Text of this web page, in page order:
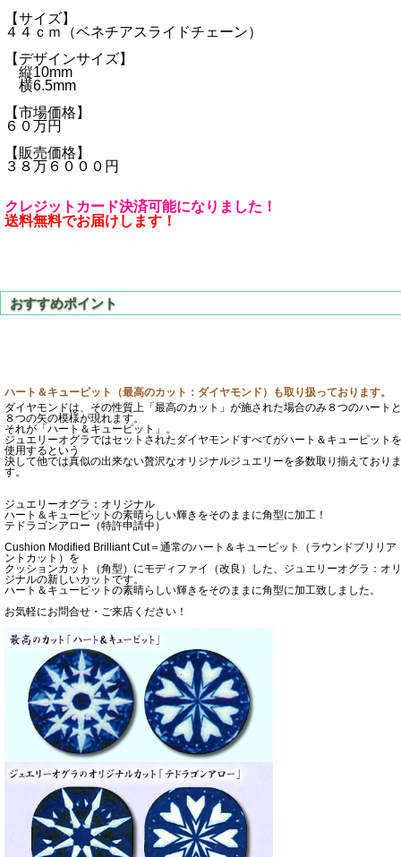
【サイズ】
４４ｃｍ（ベネチアスライドチェーン）
【デザインサイズ】
縦10mm
横6.5mm
【市場価格】
６０万円
【販売価格】
３８万６０００円
クレジットカード決済可能になりました！
送料無料でお届けします！
ハート＆キューピット（最高のカット：ダイヤモンド）も取り扱っております。
ダイヤモンドは、その性質上「最高のカット」が施された場合のみ８つのハートと
８つの矢の模様が現れます。
それが「ハート＆キューピット」。
ジュエリーオグラではセットされたダイヤモンドすべてがハート＆キューピットを
使用するという
決して他では真似の出来ない贅沢なオリジナルジュエリーを多数取り揃えておりま
す。
ジュエリーオグラ：オリジナル
ハート＆キューピットの素晴らしい輝きをそのままに角型に加工！
テドラゴンアロー（特許申請中）
Cushion Modified Brilliant Cut＝通常のハート＆キューピット（ラウンドブリリア
ントカット）を
クッションカット（角型）にモディファイ（改良）した、ジュエリーオグラ：オリ
ジナルの新しいカットです。
ハート＆キューピットの素晴らしい輝きをそのままに角型に加工致しました。
お気軽にお問合せ・ご来店ください！